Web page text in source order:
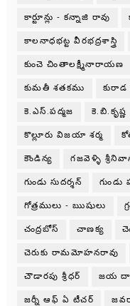
కార్టూన్లు - కన్నాజి రావు
కాలనాధభట్ట వీరభద్రశాస్త్రి
కుంచె చింతాలక్ష్మీనారాయణ
కుమతీ శతకము
కె.ఎస్.పద్మజ కె.బి.కృష్ణ
కొల్లూరు విజయా శర్మ
కౌండిన్య గజవెళ్ళి
గుండు సుదర్శన్
గోత్రములు - ఋషులు
చంద్రబోస్ చాణక్య
చెరుకు రామమోహనరావు
చౌడారపు శ్రీధర్ జయ
జర్నీ ఆఫ్ ఏ టీచర్